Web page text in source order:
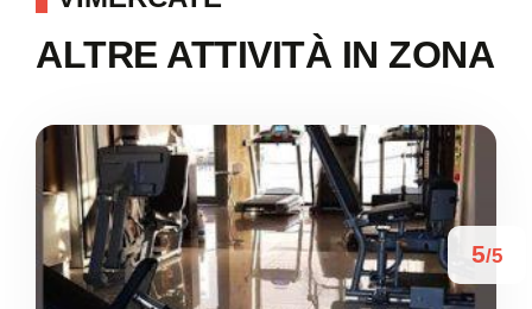
ALTRE ATTIVITÀ IN ZONA
5/5